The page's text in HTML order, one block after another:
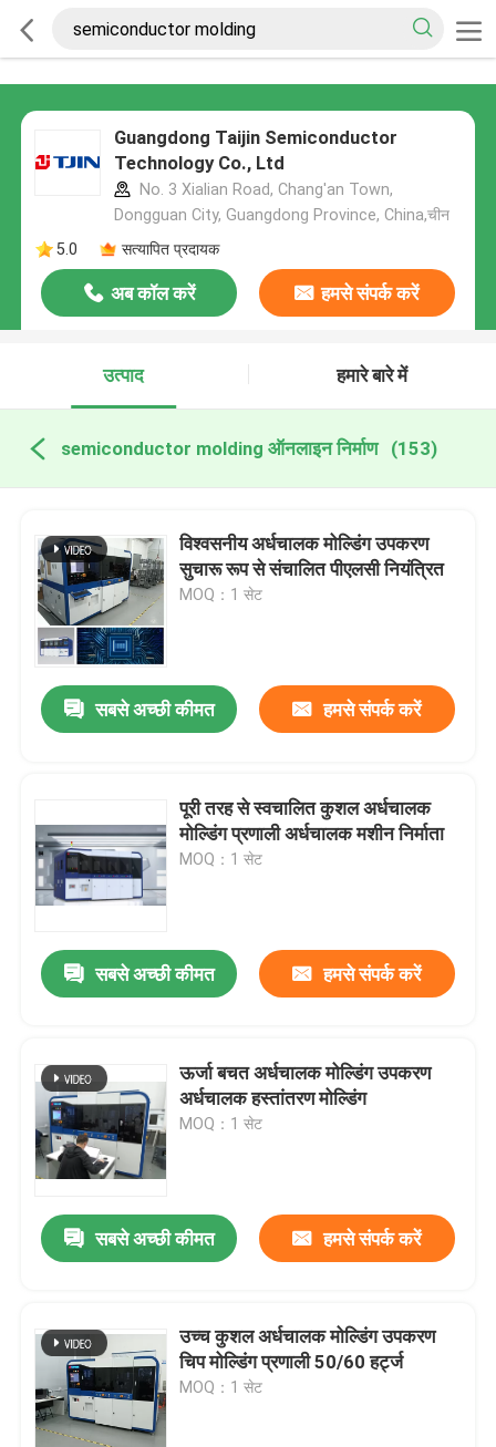
Guangdong Taijin Semiconductor
Technology Co., Ltd
No. 3 Xialian Road, Chang'an Town,
Dongguan City, Guangdong Province, China,चीन
5.0
सत्यापित प्रदायक
अब कॉल करें हमसे संपर्क करें
उत्पाद हमारे बारे में
semiconductor molding ऑनलाइन निर्माण (153)
विश्वसनीय अर्धचालक मोल्डिंग उपकरण
सुचारू रूप से संचालित पीएलसी नियंत्रित
MOQ：1 सेट
सबसे अच्छी कीमत हमसे संपर्क करें
पूरी तरह से स्वचालित कुशल अर्धचालक
मोल्डिंग प्रणाली अर्धचालक मशीन निर्माता
MOQ：1 सेट
सबसे अच्छी कीमत हमसे संपर्क करें
ऊर्जा बचत अर्धचालक मोल्डिंग उपकरण
अर्धचालक हस्तांतरण मोल्डिंग
MOQ：1 सेट
सबसे अच्छी कीमत हमसे संपर्क करें
उच्च कुशल अर्धचालक मोल्डिंग उपकरण
चिप मोल्डिंग प्रणाली 50/60 हर्ट्ज
MOQ：1 सेट